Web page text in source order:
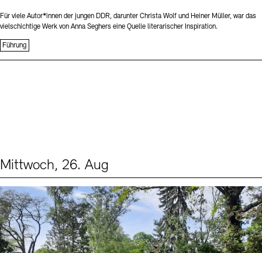
Für viele Autor*innen der jungen DDR, darunter Christa Wolf und Heiner Müller, war das
vielschichtige Werk von Anna Seghers eine Quelle literarischer Inspiration.
Führung
Mittwoch, 26. Aug